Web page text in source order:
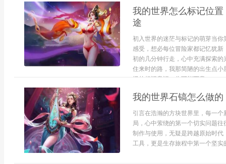
我的世界怎么标记位
途
初入世界的迷茫与标记的萌芽当
感受，想必每位冒险家都记忆犹
初的几分钟行走，心中充满探索
住来时的路，我那简陋的出生点
级的标记意识，你可能下意...
我的世界石镐怎么做
引言在浩瀚的方块世界里，每一
局，心中萦绕的第一个切实问题
制作与使用，无疑是跨越原始时
工具，更是生存旅程中第一个坚